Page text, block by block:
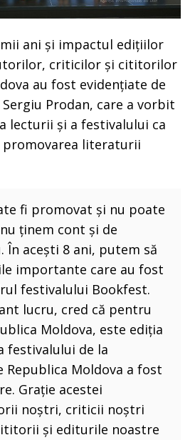
ani și impactul edițiilor
criticilor și cititorilor
au fost evidențiate de
Prodan, care a vorbit
lecturii și a festivalului ca
literaturii
fi promovat și nu poate
ținem cont și de
acești 8 ani, putem să
importante care au fost
festivalului Bookfest.
lucru, cred că pentru
Moldova, este ediția
festivalului de la
Republica Moldova a fost
Grație acestei
noștri, criticii noștri
și editurile noastre